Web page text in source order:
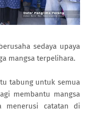
sedaya upaya
mangsa terpelihara.
tabung untuk semua
membantu mangsa
menerusi catatan di